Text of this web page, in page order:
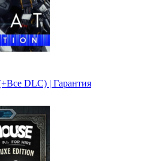
DLC) | Гарантия